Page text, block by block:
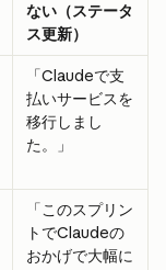
ない（ステータ
ス更新）
「Claudeで支
払いサービスを
移行しまし
た。」
「このスプリン
トでClaudeの
おかげで大幅に